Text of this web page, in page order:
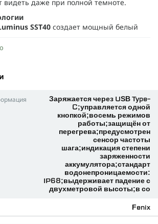
видеть даже при полной темноте.
SST40 создает мощный белый
Cree
двумя диодами
автоматически настраивает
на скорости движения, повышая
включение фонаря на том
использован последним.
от перегреване даст устройству выйти
длительном использовании.
от минимального до турбо,
Заряжается через USB Type-
C;управляется одной
кнопкой;восемь режимов
работы;защищён от
перегрева;предусмотрен
сенсор частоты
шага;индикация степени
заряженности
аккумулятора;стандарт
водонепроницаемости:
IP68;выдерживает падение с
двухметровой высоты;в со
Fenix